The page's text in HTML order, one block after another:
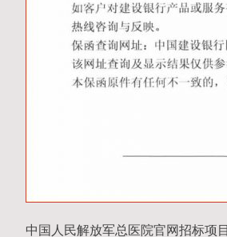
中国人民解放军总医院官网招标项